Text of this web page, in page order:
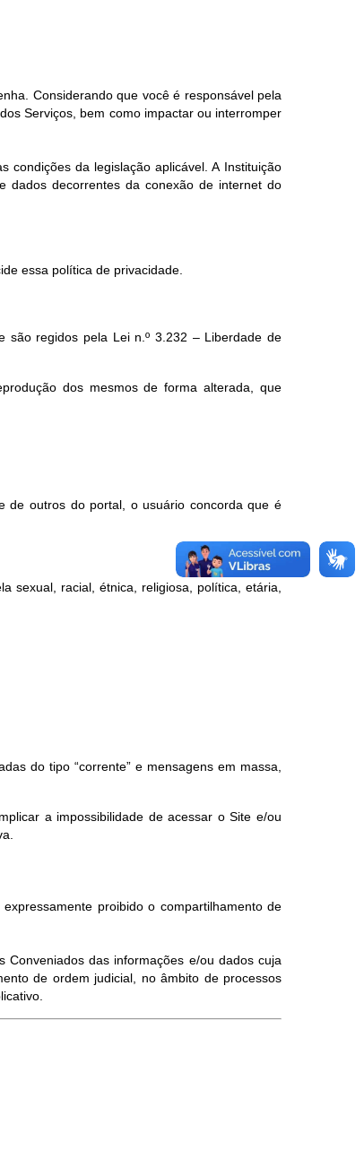
Considerando que você é responsável pela
Serviços, bem como impactar ou interromper
condições da legislação aplicável. A Instituição
dados decorrentes da conexão de internet do
essa política de privacidade.
são regidos pela Lei n.º 3.232 – Liberdade de
dos mesmos de forma alterada, que
de outros do portal, o usuário concorda que é
sexual, racial, étnica, religiosa, política, etária,
do tipo “corrente” e mensagens em massa,
a impossibilidade de acessar o Site e/ou
proibido o compartilhamento de
das informações e/ou dados cuja
de ordem judicial, no âmbito de processos